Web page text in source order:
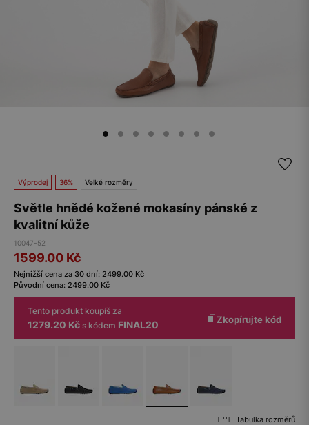
Výprodej 36% Velké rozměry
Světle hnědé kožené mokasíny pánské z
kvalitní kůže
10047-52
1599.00 Kč
Nejnižší cena za 30 dní: 2499.00 Kč
Původní cena: 2499.00 Kč
Tento produkt koupíš za
1279.20 Kč s kódem FINAL20 Zkopírujte kód
Tabulka rozměrů